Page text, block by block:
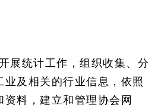
展统计工作，组织收集、分
及相关的行业信息，依照
料，建立和管理协会网